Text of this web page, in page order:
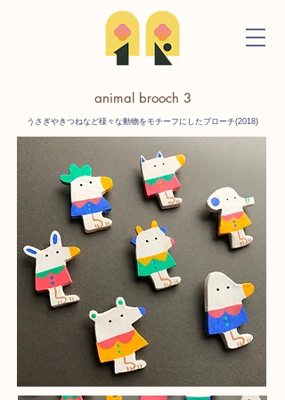
animal brooch 3
うさぎやきつねなど様々な動物をモチーフにしたブローチ(2018)